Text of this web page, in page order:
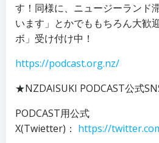
す！同様に、ニュージーランド
います」とかでももちろん大
ボ」受け付け中！
https://podcast.org.nz/
★NZDAISUKI PODCAST公式
PODCAST用公式
X(Twietter)： https://